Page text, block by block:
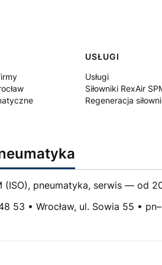
USŁUGI
Usługi
Siłowniki RexAir
Regeneracja
(ISO), pneumatyka, serwis — od
53 • Wrocław, ul. Sowia 55 •